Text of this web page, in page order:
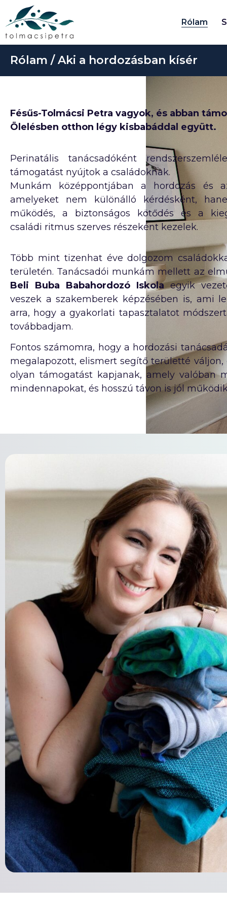
Rólam
Rólam / Aki a hordozásban kísér
Fésűs-Tolmácsi Petra vagyok, és abban
Ölelésben otthon légy kisbabáddal együtt.
Perinatális tanácsadóként
támogatást nyújtok a családoknak.
Munkám középpontjában a hordozás és
amelyeket nem különálló kérdésként,
működés, a biztonságos kötődés és a
családi ritmus szerves részeként kezelek.
Több mint tizenhat éve dolgozom
területén. Tanácsadói munkám mellett az
Beli Buba Babahordozó Iskolaegyik
veszek a szakemberek képzésében is, ami
arra, hogy a gyakorlati tapasztalatot
továbbadjam.
Fontos számomra, hogy a hordozási
megalapozott, elismert segítő területté váljon,
olyan támogatást kapjanak, amely valóban
mindennapokat, és hosszú távon is jól